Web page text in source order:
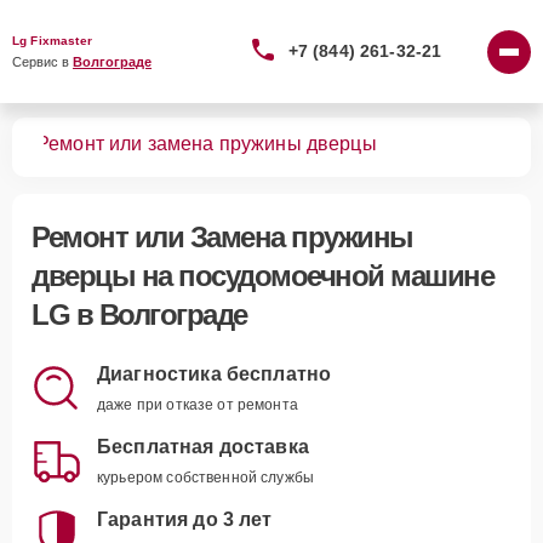
Lg Fixmaster
Сервис в Волгограде
+7 (844) 261-32-21
Ремонт или замена пружины дверцы
Ремонт или Замена пружины
дверцы на посудомоечной машине
LG в Волгограде
Диагностика бесплатно
даже при отказе от ремонта
Бесплатная доставка
курьером собственной службы
Гарантия до 3 лет